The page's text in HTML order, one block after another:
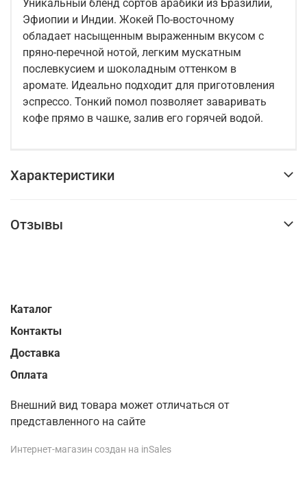
Уникальный бленд сортов арабики из Бразилии,
Эфиопии и Индии. Жокей По-восточному
обладает насыщенным выраженным вкусом с
пряно-перечной нотой, легким мускатным
послевкусием и шоколадным оттенком в
аромате. Идеально подходит для приготовления
эспрессо. Тонкий помол позволяет заваривать
кофе прямо в чашке, залив его горячей водой.
Характеристики
Отзывы
Каталог
Контакты
Доставка
Оплата
Внешний вид товара может отличаться от
представленного на сайте
Интернет-магазин создан на inSales